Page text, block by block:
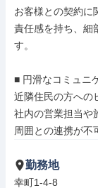
お客様との契約に
責任感を持ち、細
す。
■ 円滑なコミュニ
近隣住民の方への
社内の営業担当や
周囲との連携が不
勤務地
幸町1-4-8